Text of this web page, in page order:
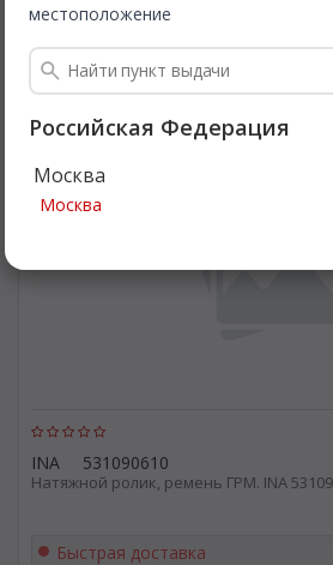
местоположение
Российская Федерация
Москва
Москва
1 152₽
Подробнее
INA 531090610
Натяжной ролик, ремень ГРМ. INA
Качественно
Быстрая доставка